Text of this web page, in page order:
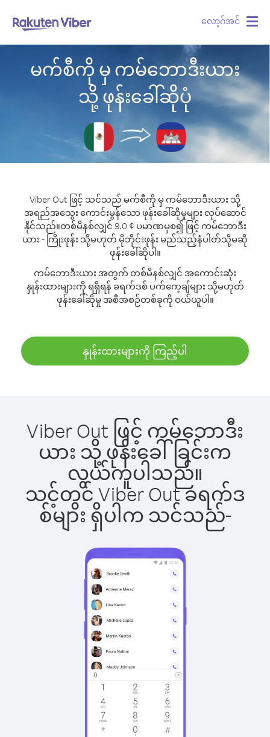
လော့ဂ်အင်
မက်စီကို မှ ကမ်ဘောဒီးယား
သို့ ဖုန်းခေါ်ဆိုပုံ
Viber Out ဖြင့် သင်သည် မက်စီကို မှ ကမ်ဘောဒီးယား သို့
အရည်အသွေး ကောင်းမွန်သော ဖုန်းခေါ်ဆိုမှုများ လုပ်ဆောင်
နိုင်သည်။တစ်မိနစ်လျှင် 9.0 ¢ ပမာဏမှစ၍ ဖြင့် ကမ်ဘောဒီး
ယား - ကြိုးဖုန်း သို့မဟုတ် မိုဘိုင်းဖုန်း မည်သည့်နံပါတ်သို့မဆို
ဖုန်းခေါ်ဆိုပါ။
ကမ်ဘောဒီးယား အတွက် တစ်မိနစ်လျှင် အကောင်းဆုံး
နှုန်းထားများကို ရရှိရန် ခရက်ဒစ် ပက်ကေ့ချ်များ သို့မဟုတ်
ဖုန်းခေါ်ဆိုမှု အစီအစဉ်တစ်ခုကို ဝယ်ယူပါ။
နှုန်းထားများကို ကြည့်ပါ
Viber Out ဖြင့် ကမ်ဘောဒီး
ယား သို့ ဖုန်းခေါ်ခြင်းက
လွယ်ကူပါသည်။
သင့်တွင် Viber Out ခရက်ဒ
စ်များ ရှိပါက သင်သည်-